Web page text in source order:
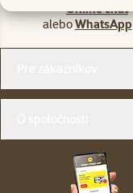
Online chat
aleboWhatsApp